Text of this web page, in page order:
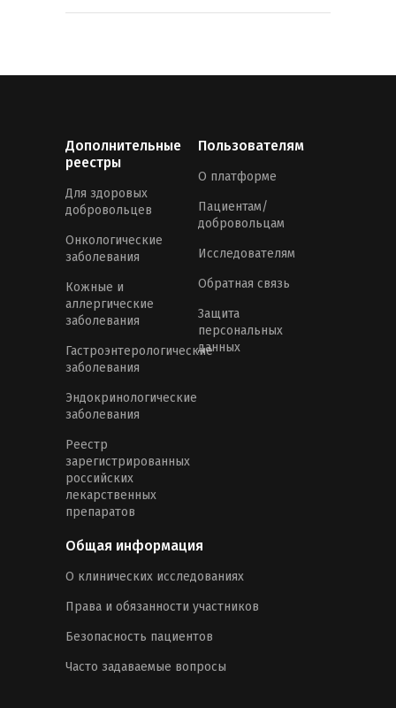
Дополнительные
реестры
Для здоровых
добровольцев
Онкологические
заболевания
Кожные и
аллергические
заболевания
Гастроэнтерологические
заболевания
Эндокринологические
заболевания
Реестр
зарегистрированных
российских
лекарственных
препаратов
Пользователям
О платформе
Пациентам/
добровольцам
Исследователям
Обратная связь
Защита
персональных
данных
Общая информация
О клинических исследованиях
Права и обязанности участников
Безопасность пациентов
Часто задаваемые вопросы